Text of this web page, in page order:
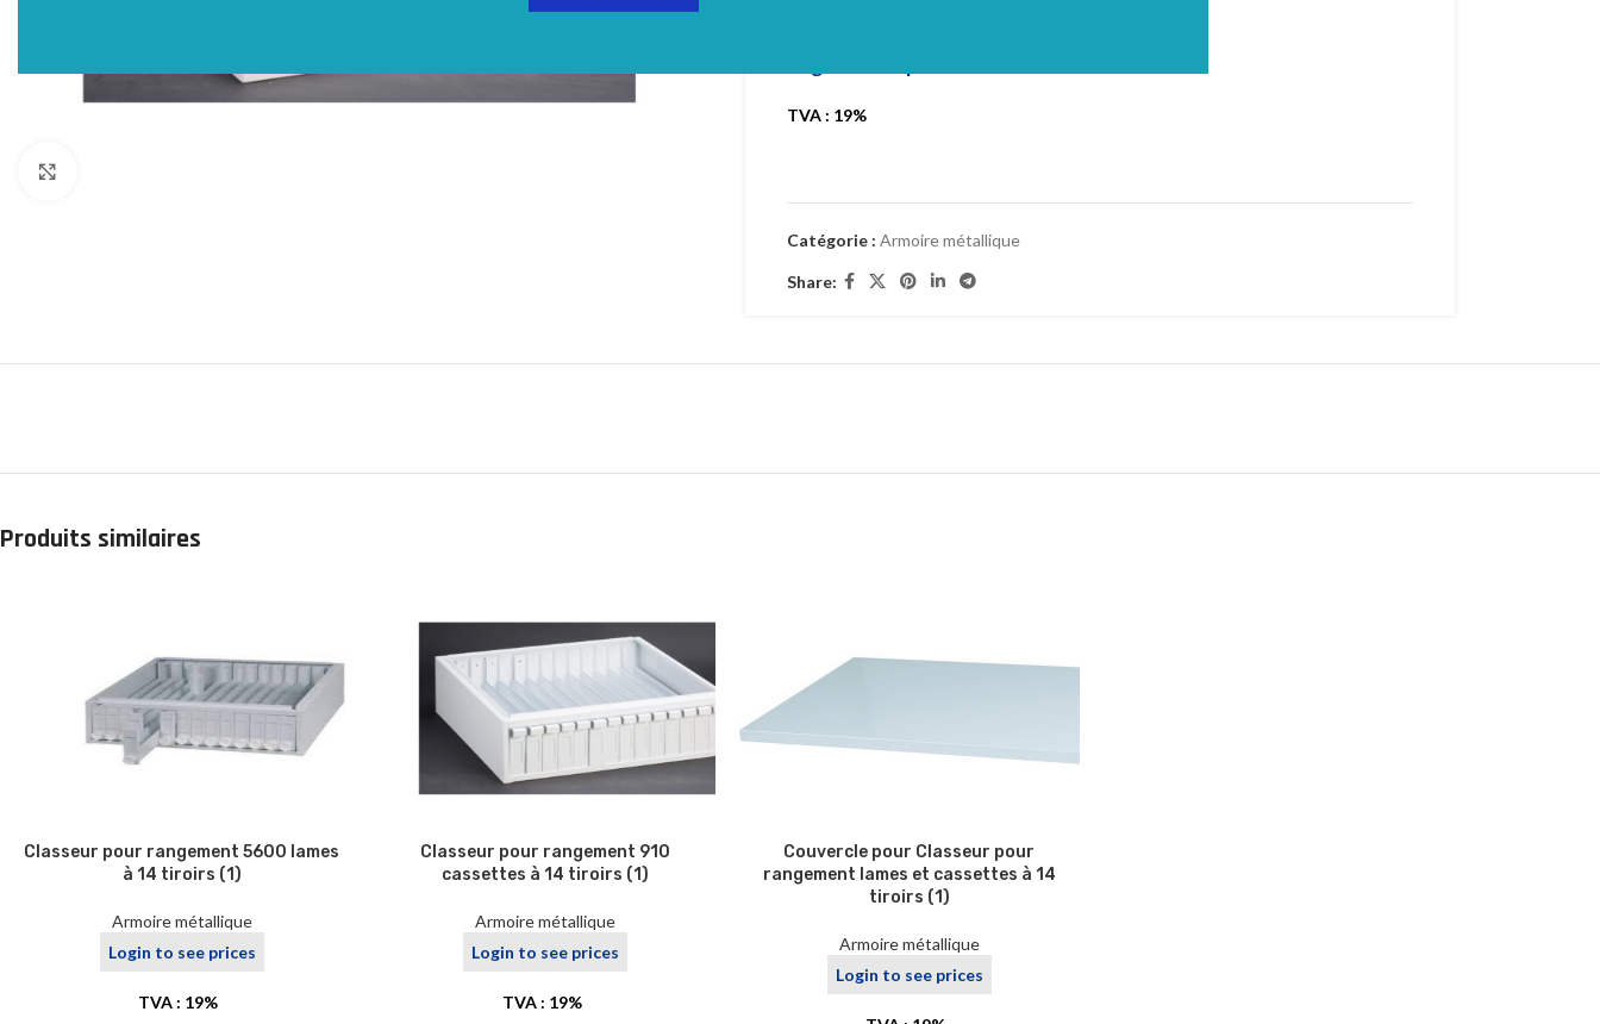
TVA : 19%
Catégorie : Armoire métallique
Share:
Produits similaires
Classeur pour rangement 5600 lames
à 14 tiroirs (1)
Armoire métallique
Login to see prices
TVA : 19%
Classeur pour rangement 910
cassettes à 14 tiroirs (1)
Armoire métallique
Login to see prices
TVA : 19%
Couvercle pour Classeur pour
rangement lames et cassettes à 14
tiroirs (1)
Armoire métallique
Login to see prices